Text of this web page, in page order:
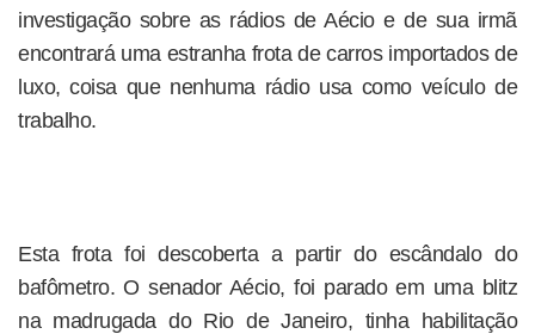
investigação sobre as rádios de Aécio e de sua irmã
encontrará uma estranha frota de carros importados de
luxo, coisa que nenhuma rádio usa como veículo de
trabalho.
Esta frota foi descoberta a partir do escândalo do
bafômetro. O senador Aécio, foi parado em uma blitz
na madrugada do Rio de Janeiro, tinha habilitação